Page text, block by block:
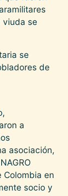
viuda se
se
de
a
asociación,
Colombia en
socio y